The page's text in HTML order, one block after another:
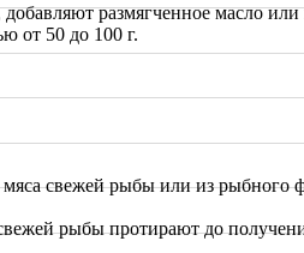
размягченное масло
от 50 до 100 г.
мяса свежей рыбы или из рыбного
рыбы протирают до